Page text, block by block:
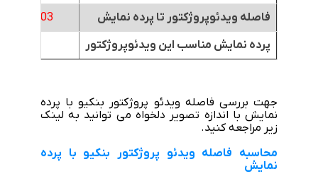
فاصله ویدئوپروژکتور تا پرده نمایش
پرده نمایش مناسب این ویدئوپروژکتور
جهت بررسی فاصله ویدئو پروژکتور بنکیو با پرده
نمایش با اندازه تصویر دلخواه می توانید به لینک
زیر مراجعه کنید.
محاسبه فاصله ویدئو پروژکتور بنکیو با پرده
نمایش